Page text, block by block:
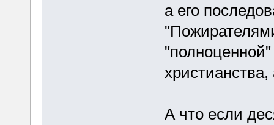
а его
А что если